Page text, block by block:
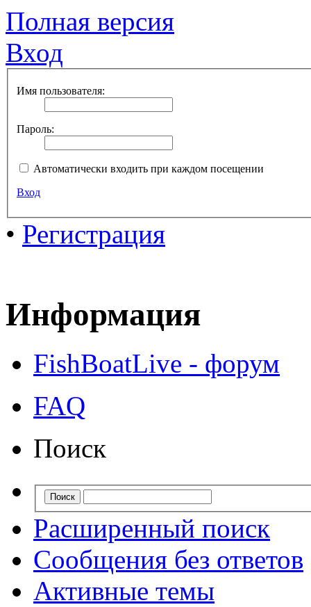
Полная версия
Вход
Имя пользователя:
Пароль:
Автоматически входить при каждом посещении
Вход
• Регистрация
Информация
FishBoatLive - форум
FAQ
Поиск
Расширенный поиск
Сообщения без ответов
Активные темы